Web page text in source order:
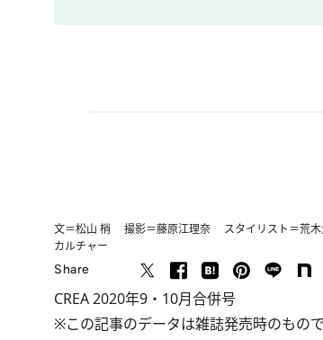
文＝松山 梢 撮影＝藤原江理奈 スタイリスト＝荒木
カルチャー
Share
CREA 2020年9・10月合併号
※この記事のデータは雑誌発売時のもの